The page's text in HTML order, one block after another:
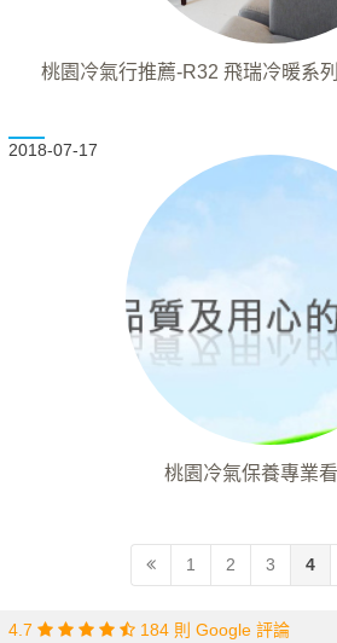
桃園冷氣行推薦-R32 飛瑞冷暖系
2018-07-17
桃園冷氣保養專業
1 2 3 4
4.7 184 則 Google 評論